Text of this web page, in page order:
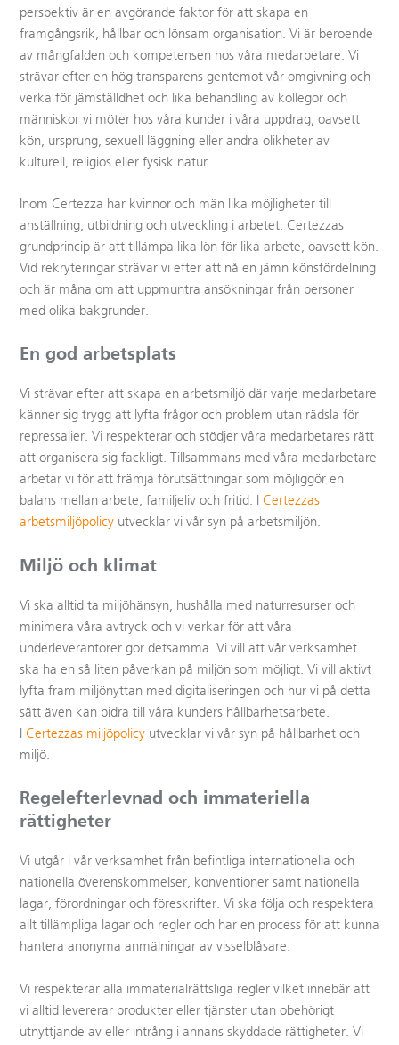
perspektiv är en avgörande faktor för att skapa en
framgångsrik, hållbar och lönsam organisation. Vi är beroende
av mångfalden och kompetensen hos våra medarbetare. Vi
strävar efter en hög transparens gentemot vår omgivning och
verka för jämställdhet och lika behandling av kollegor och
människor vi möter hos våra kunder i våra uppdrag, oavsett
kön, ursprung, sexuell läggning eller andra olikheter av
kulturell, religiös eller fysisk natur.
Inom Certezza har kvinnor och män lika möjligheter till
anställning, utbildning och utveckling i arbetet. Certezzas
grundprincip är att tillämpa lika lön för lika arbete, oavsett kön.
Vid rekryteringar strävar vi efter att nå en jämn könsfördelning
och är måna om att uppmuntra ansökningar från personer
med olika bakgrunder.
En god arbetsplats
Vi strävar efter att skapa en arbetsmiljö där varje medarbetare
känner sig trygg att lyfta frågor och problem utan rädsla för
repressalier. Vi respekterar och stödjer våra medarbetares rätt
att organisera sig fackligt. Tillsammans med våra medarbetare
arbetar vi för att främja förutsättningar som möjliggör en
balans mellan arbete, familjeliv och fritid. I Certezzas
arbetsmiljöpolicyutvecklar vi vår syn på arbetsmiljön.
Miljö och klimat
Vi ska alltid ta miljöhänsyn, hushålla med naturresurser och
minimera våra avtryck och vi verkar för att våra
underleverantörer gör detsamma. Vi vill att vår verksamhet
ska ha en så liten påverkan på miljön som möjligt. Vi vill aktivt
lyfta fram miljönyttan med digitaliseringen och hur vi på detta
sätt även kan bidra till våra kunders hållbarhetsarbete.
I Certezzas miljöpolicyutvecklar vi vår syn på hållbarhet och
miljö.
Regelefterlevnad och immateriella
rättigheter
Vi utgår i vår verksamhet från befintliga internationella och
nationella överenskommelser, konventioner samt nationella
lagar, förordningar och föreskrifter. Vi ska följa och respektera
allt tillämpliga lagar och regler och har en process för att kunna
hantera anonyma anmälningar av visselblåsare.
Vi respekterar alla immaterialrättsliga regler vilket innebär att
vi alltid levererar produkter eller tjänster utan obehörigt
utnyttjande av eller intrång i annans skyddade rättigheter. Vi